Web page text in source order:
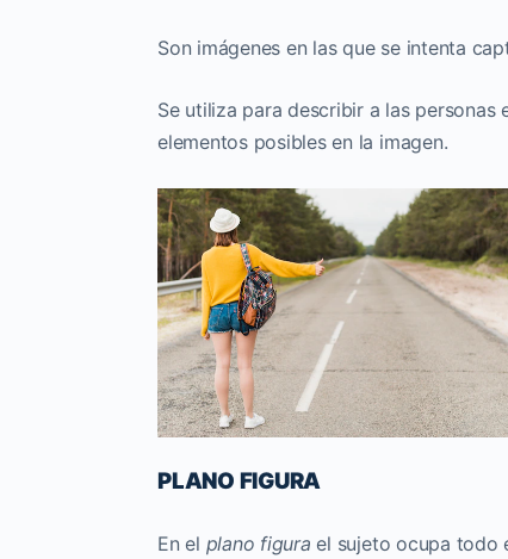
Son imágenes en las que se intenta
Se utiliza para describir a las
elementos posibles en la imagen.
PLANO FIGURA
En el plano figura el sujeto ocupa todo